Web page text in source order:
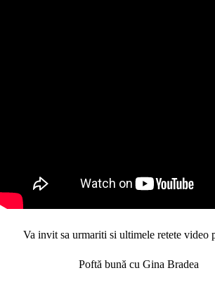
Va invit sa urmariti si ultimele retete video
Poftă bună cu Gina Bradea